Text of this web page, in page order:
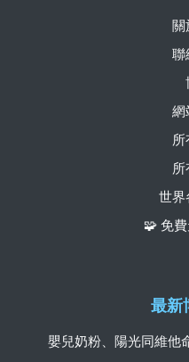
關
聯
網
世界
🧩 免
最新
嬰兒奶粉、陽光同維他